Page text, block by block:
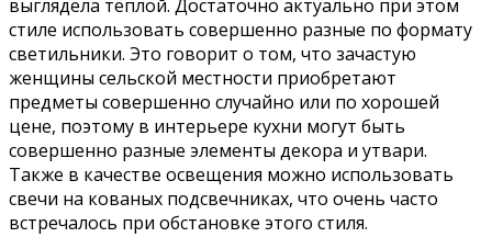
выглядела тёплой. Достаточно актуально при этом
стиле использовать совершенно разные по формату
светильники. Это говорит о том, что зачастую
женщины сельской местности приобретают
предметы совершенно случайно или по хорошей
цене, поэтому в интерьере кухни могут быть
совершенно разные элементы декора и утвари.
Также в качестве освещения можно использовать
свечи на кованых подсвечниках, что очень часто
встречалось при обстановке этого стиля.